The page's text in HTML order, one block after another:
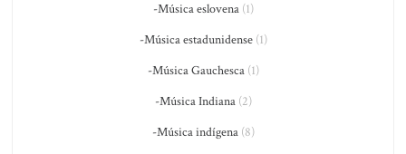
-Música eslovena(1)
-Música estadunidense(1)
-Música Gauchesca(1)
-Música Indiana(2)
-Música indígena(8)